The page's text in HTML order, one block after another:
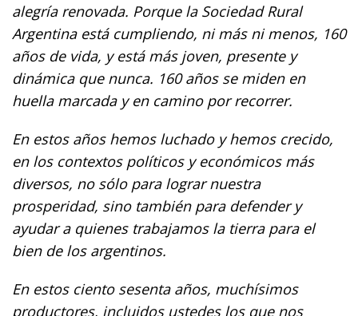
alegría renovada. Porque la Sociedad Rural
Argentina está cumpliendo, ni más ni menos, 160
años de vida, y está más joven, presente y
dinámica que nunca. 160 años se miden en
huella marcada y en camino por recorrer.
En estos años hemos luchado y hemos crecido,
en los contextos políticos y económicos más
diversos, no sólo para lograr nuestra
prosperidad, sino también para defender y
ayudar a quienes trabajamos la tierra para el
bien de los argentinos.
En estos ciento sesenta años, muchísimos
productores, incluidos ustedes los que nos